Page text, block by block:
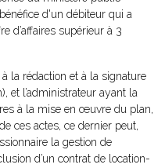
d'un débiteur qui a
d’affaires supérieur à 3
la rédaction et à la signature
et l’administrateur ayant la
à la mise en œuvre du plan,
ces actes, ce dernier peut,
la gestion de
d’un contrat de location-